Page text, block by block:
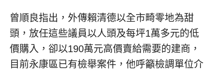
曾順良指出，外傳賴清德以全市畸零地為甜
頭，放任這些議員以人頭及每坪1萬多元的低
價購入，卻以190萬元高價賣給需要的建商，
目前永康區已有檢舉案件，他呼籲檢調單位介